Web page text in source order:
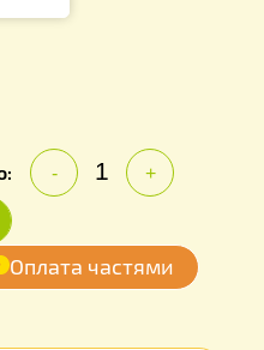
- +
Оплата частями